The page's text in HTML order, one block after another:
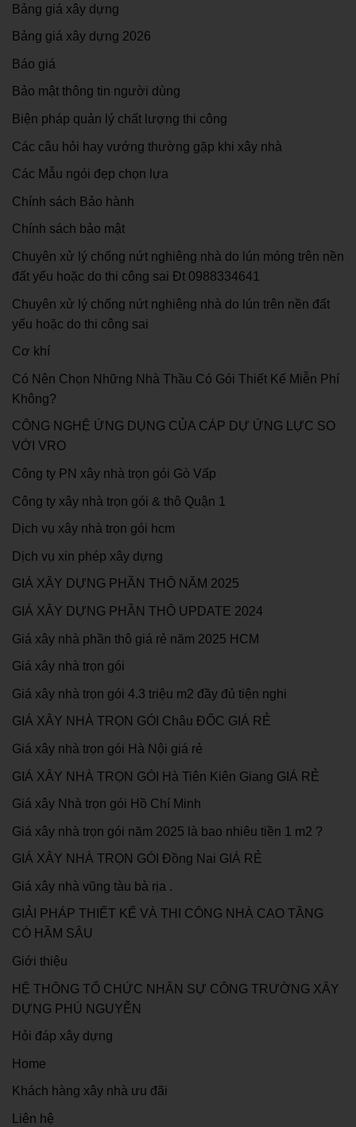
Bảng giá xây dựng
Bảng giá xây dựng 2026
Báo giá
Bảo mật thông tin người dùng
Biện pháp quản lý chất lượng thi công
Các câu hỏi hay vướng thường gặp khi xây nhà
Các Mẫu ngói đẹp chọn lựa
Chính sách Bảo hành
Chính sách bảo mật
Chuyên xử lý chống nứt nghiêng nhà do lún móng trên nền
đất yếu hoặc do thi công sai Đt 0988334641
Chuyên xử lý chống nứt nghiêng nhà do lún trên nền đất
yếu hoặc do thi công sai
Cơ khí
Có Nên Chọn Những Nhà Thầu Có Gói Thiết Kế Miễn Phí
Không?
CÔNG NGHỆ ỨNG DỤNG CỦA CÁP DỰ ỨNG LỰC SO
VỚI VRO
Công ty PN xây nhà trọn gói Gò Vấp
Công ty xây nhà trọn gói & thô Quận 1
Dịch vụ xây nhà trọn gói hcm
Dịch vụ xin phép xây dựng
GIÁ XÂY DỰNG PHẦN THÔ NĂM 2025
GIÁ XÂY DỰNG PHẦN THÔ UPDATE 2024
Giá xây nhà phần thô giá rẻ năm 2025 HCM
Giá xây nhà trọn gói
Giá xây nhà trọn gói 4.3 triệu m2 đầy đủ tiện nghi
GIÁ XÂY NHÀ TRỌN GÓI Châu ĐỐC GIÁ RẺ
Giá xây nhà trọn gói Hà Nội giá rẻ
GIÁ XÂY NHÀ TRỌN GÓI Hà Tiên Kiên Giang GIÁ RẺ
Giá xây Nhà trọn gói Hồ Chí Minh
Giá xây nhà trọn gói năm 2025 là bao nhiêu tiền 1 m2 ?
GIÁ XÂY NHÀ TRỌN GÓI Đồng Nai GIÁ RẺ
Giá xây nhà vũng tàu bà rịa .
GIẢI PHÁP THIẾT KẾ VÀ THI CÔNG NHÀ CAO TẦNG
CÓ HẦM SÂU
Giới thiệu
HỆ THÔNG TỔ CHỨC NHÂN SỰ CÔNG TRƯỜNG XÂY
DỰNG PHÚ NGUYỄN
Hỏi đáp xây dựng
Home
Khách hàng xây nhà ưu đãi
Liên hệ